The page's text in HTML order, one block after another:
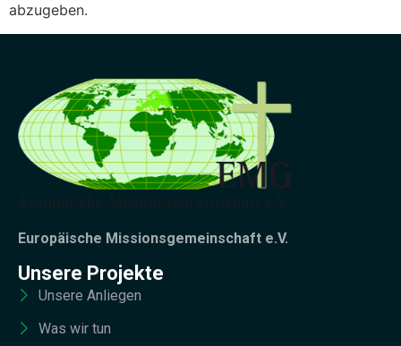
abzugeben.
Europäische Missionsgemeinschaft e.V.
Unsere Projekte
Unsere Anliegen
Was wir tun